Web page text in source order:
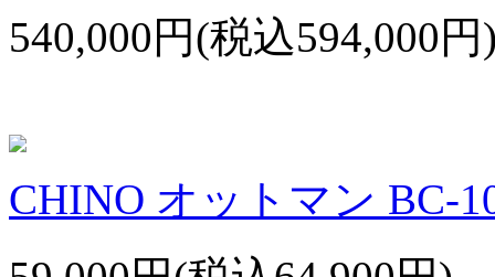
540,000円(税込594,000円
CHINO オットマン BC-